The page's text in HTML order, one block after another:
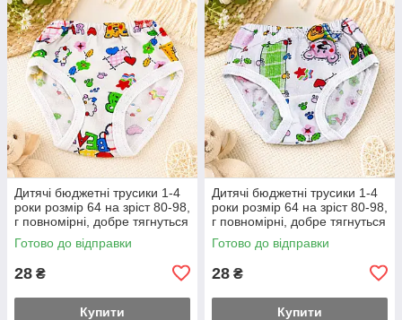
Дитячі бюджетні трусики 1-4
роки розмір 64 на зріст 80-98,
г повномірні, добре тягнуться
Готово до відправки
28 ₴
Купити
Дитячі бюджетні трусики 1-4
роки розмір 64 на зріст 80-98,
г повномірні, добре тягнуться
Готово до відправки
28 ₴
Купити